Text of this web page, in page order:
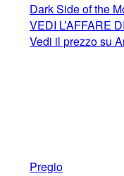
Dark Side of the
VEDI L’AFFARE
Vedi il prezzo su
Pregio